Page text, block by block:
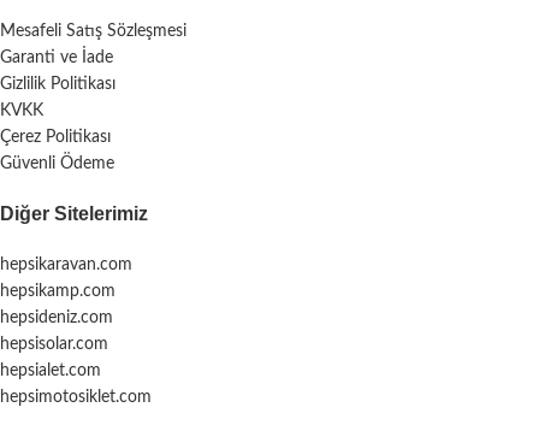
Mesafeli Satış Sözleşmesi
Garanti ve İade
Gizlilik Politikası
KVKK
Çerez Politikası
Güvenli Ödeme
Diğer Sitelerimiz
hepsikaravan.com
hepsikamp.com
hepsideniz.com
hepsisolar.com
hepsialet.com
hepsimotosiklet.com